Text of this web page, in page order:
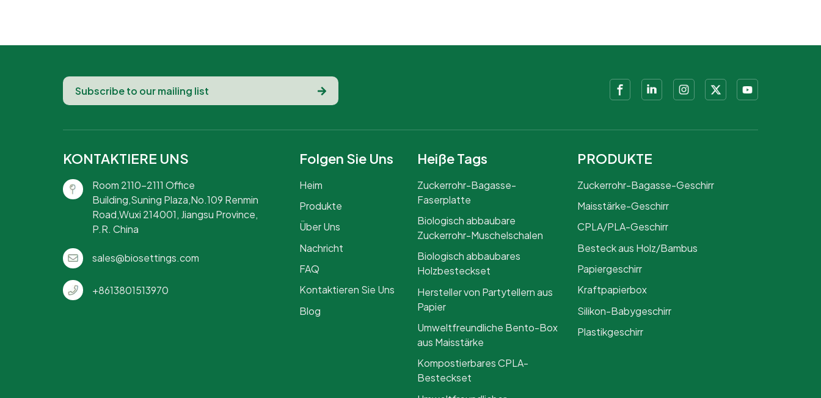
KONTAKTIERE UNS
Room 2110-2111 Office
Building,Suning Plaza,No.109 Renmin
Road,Wuxi 214001, Jiangsu Province,
P.R. China
sales@biosettings.com
+8613801513970
Folgen Sie Uns
Heim
Produkte
Über Uns
Nachricht
FAQ
Kontaktieren Sie Uns
Blog
Heiße Tags
Zuckerrohr-Bagasse-
Faserplatte
Biologisch abbaubare
Zuckerrohr-Muschelschalen
Biologisch abbaubares
Holzbesteckset
Hersteller von Partytellern aus
Papier
Umweltfreundliche Bento-Box
aus Maisstärke
Kompostierbares CPLA-
Besteckset
PRODUKTE
Zuckerrohr-Bagasse-Geschirr
Maisstärke-Geschirr
CPLA/PLA-Geschirr
Besteck aus Holz/Bambus
Papiergeschirr
Kraftpapierbox
Silikon-Babygeschirr
Plastikgeschirr